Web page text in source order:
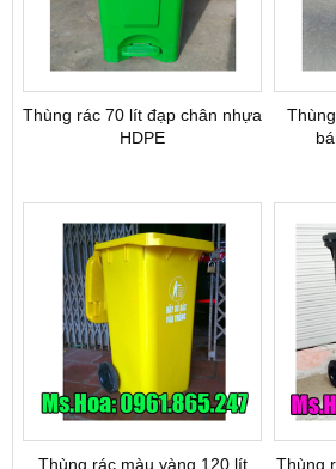
Thùng rác 70 lít đạp chân nhựa
HDPE
Thùng rác màu vàng 120 lít
Thùng